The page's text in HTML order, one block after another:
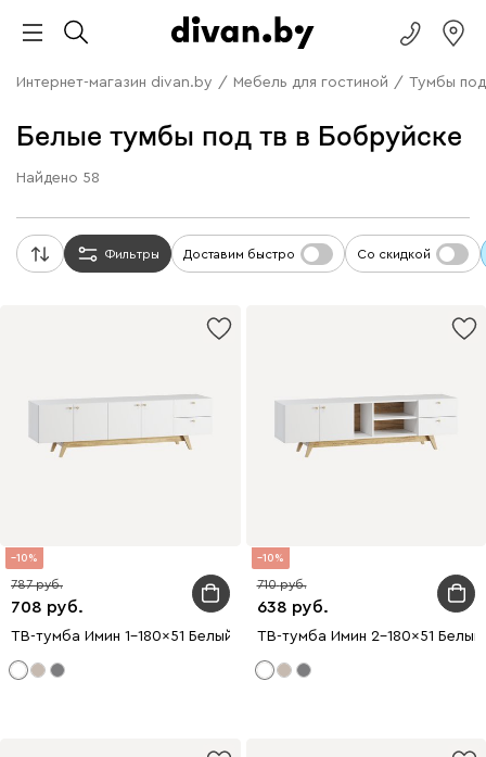
Интернет-магазин divan.by / Мебель для гостиной / Тумбы
Белые тумбы под тв в Бобруйске
Найдено 58
Фильтры Доставим быстро Со скидкой
10
708
787
ТВ-тумба Имин 1-180x51 Белый
10
638
710
ТВ-тумба Имин 2-180x51 Белый